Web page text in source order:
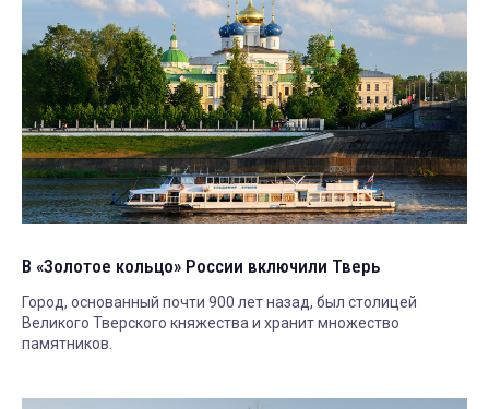
В «Золотое кольцо» России включили Тверь
Город, основанный почти 900 лет назад, был столицей
Великого Тверского княжества и хранит множество
памятников.